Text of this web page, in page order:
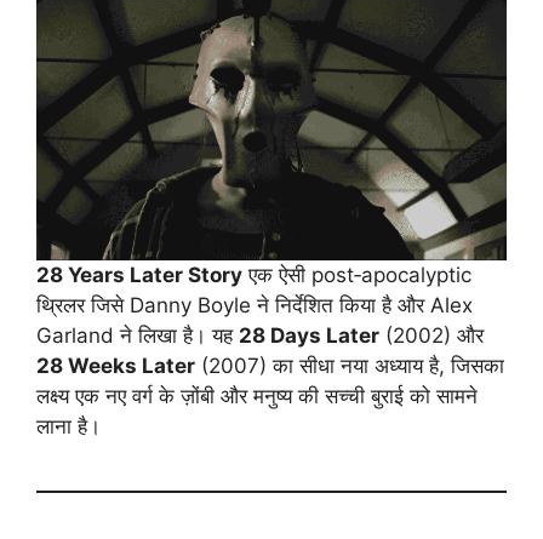
28 Years Later Story एक ऐसी post‑apocalyptic
थ्रिलर जिसे Danny Boyle ने निर्देशित किया है और Alex
Garland ने लिखा है। यह 28 Days Later (2002) और
28 Weeks Later (2007) का सीधा नया अध्याय है, जिसका
लक्ष्य एक नए वर्ग के ज़ोंबी और मनुष्य की सच्ची बुराई को सामने
लाना है।